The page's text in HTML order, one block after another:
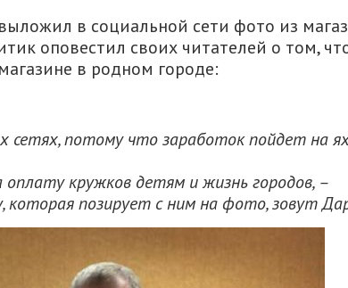
в социальной сети фото из
оповестил своих читателей о том,
в родном городе:
сетях, потому что заработок пойдет на
кружков детям и жизнь городов, –
которая позирует с ним на фото, зовут